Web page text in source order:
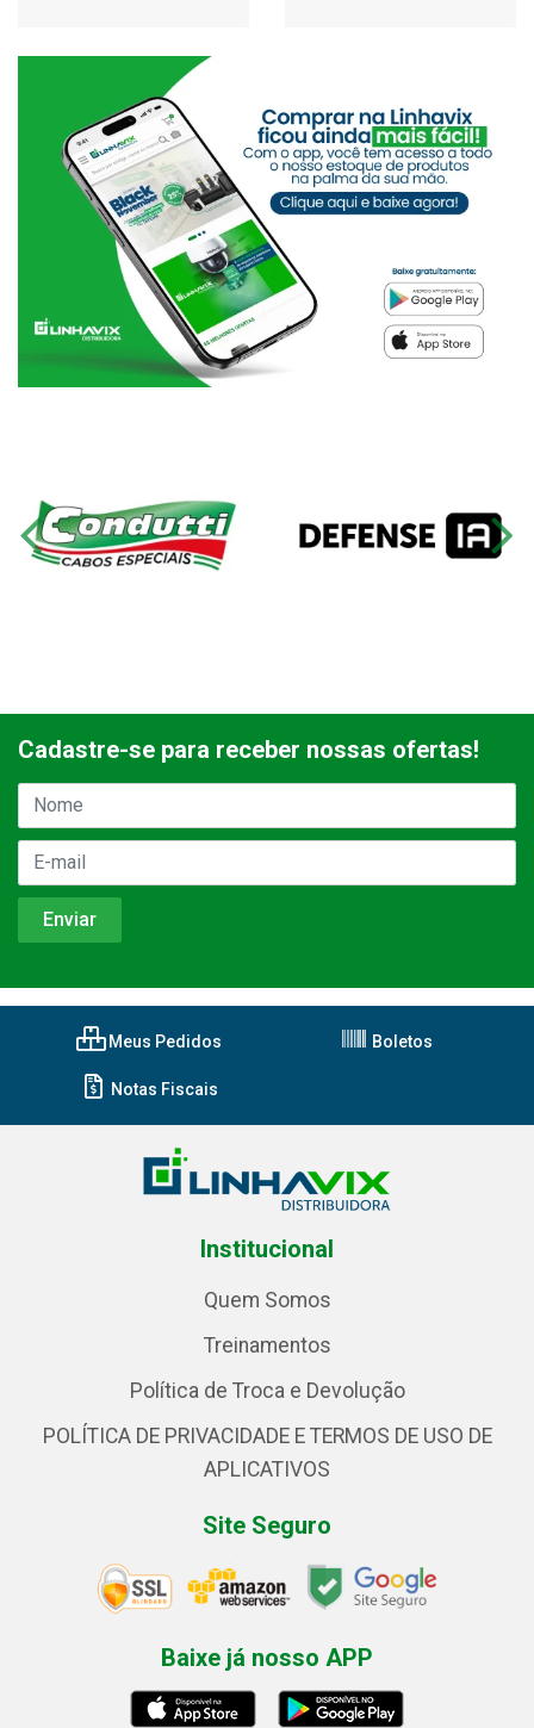
Cadastre-se para receber nossas ofertas!
Meus Pedidos Boletos
Notas Fiscais
Institucional
Quem Somos
Treinamentos
Política de Troca e Devolução
POLÍTICA DE PRIVACIDADE E TERMOS DE USO DE
APLICATIVOS
Site Seguro
Baixe já nosso APP